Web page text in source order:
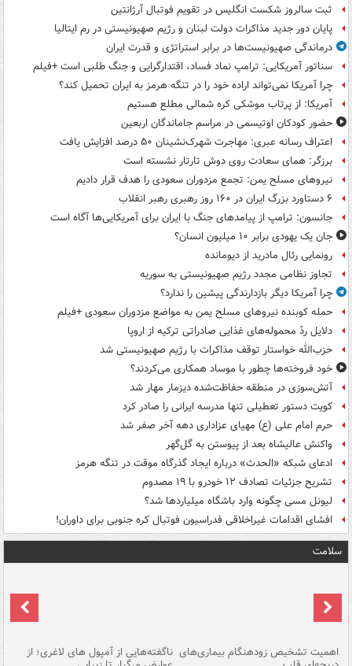
ثبت سالروز شکست انگلیس در تقویم فوتبال آرژانتین
پایان دور جدید مذاکرات دولت لبنان و رژیم صهیونیستی در رم ایتالیا
درماندگی صهیونیست‌ها در برابر استراتژی و قدرت ایران
سناتور آمریکایی: ترامپ نماد فساد، اقتدارگرایی و جنگ طلبی است +فیلم
چرا آمریکا نمی‌تواند اراده خود را در تنگه هرمز به ایران تحمیل کند؟
آمریکا: از پرتاب موشکی کره شمالی مطلع هستیم
حضور کودکان اوتیسمی در مراسم جاماندگان اربعین
اعتراف رسانه عبری: مهاجرت شهرک‌نشینان ۵۰ درصد افزایش یافت
برزگر: همای سعادت روی دوش تارتار نشسته است
نیروهای مسلح یمن: تجمع مزدوران سعودی را هدف قرار دادیم
۶ دستاورد بزرگ ایران در ۱۶۰ روز رهبری رهبر انقلاب
جانسون: ترامپ از پیامدهای جنگ با ایران برای آمریکایی‌ها آگاه است
جان یک یهودی برابر ۱۰ میلیون انسان؟
رونمایی رئال مادرید از دیومانده
تجاوز نظامی مجدد رژیم صهیونیستی به سوریه
چرا آمریکا دیگر بازدارندگی پیشین را ندارد؟
حمله کوبنده نیروهای مسلح یمن به مواضع مزدوران سعودی +فیلم
دلایل ردّ محموله‌های غذایی صادراتی ترکیه از اروپا
حزب‌الله خواستار توقف مذاکرات با رژیم صهیونیستی شد
خود فروخته‌ها چطور با موساد همکاری می‌کردند؟
آتش‌سوزی در منطقه حفاظت‌شده دیزمار مهار شد
کویت دستور تعطیلی تنها مدرسه ایرانی را صادر کرد
حرم امام علی (ع) مهیای عزاداری دهه آخر صفر شد
واکنش عالیشاه بعد از پیوستن به گل‌گهر
ادعای شبکه «الحدث» درباره ایجاد گذرگاه موقت در تنگه هرمز
تشریح جزئیات تصادف ۱۲ خودرو با ۱۹ مصدوم
لیونل مسی چگونه وارد باشگاه میلیاردها شد؟
افشای اقدامات غیراخلاقی فدراسیون فوتبال کره جنوبی برای داوران!
سلامت
اهمیت تشخیص زودهنگام بیماری‌های ناگفته‌هایی از آمپول های لاغری؛ از